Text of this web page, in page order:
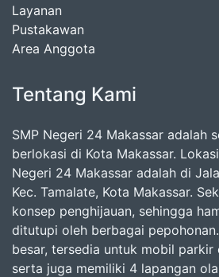
Layanan
Pustakawan
Area Anggota
Tentang Kami
SMP Negeri 24 Makassar adalah
berlokasi di Kota Makassar.
Negeri 24 Makassar adalah di
Kec. Tamalate, Kota Makassar.
konsep penghijauan, sehingga
ditutupi oleh berbagai
besar, tersedia untuk mobil
serta juga memiliki 4 lapangan